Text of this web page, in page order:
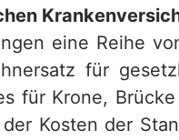
eine Reihe
für
für Krone,
Kosten der